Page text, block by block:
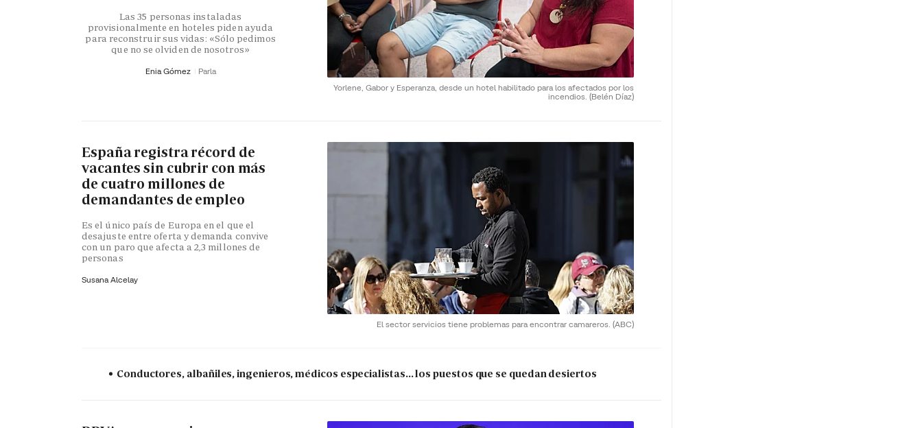
Yorlene, Gabor y Esperanza, desde un hotel habilitado para los afectados por los
incendios. (Belén Díaz)
Las 35 personas instaladas
provisionalmente en hoteles piden ayuda
para reconstruir sus vidas: «Sólo pedimos
que no se olviden de nosotros»
Enia Gómez Parla
El sector servicios tiene problemas para encontrar camareros. (ABC)
España registra récord de
vacantes sin cubrir con más
de cuatro millones de
demandantes de empleo
Es el único país de Europa en el que el
desajuste entre oferta y demanda convive
con un paro que afecta a 2,3 millones de
personas
Susana Alcelay
Conductores, albañiles, ingenieros, médicos especialistas... los puestos que se quedan desiertos